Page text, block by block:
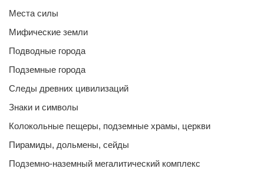
Места силы
Мифические земли
Подводные города
Подземные города
Следы древних цивилизаций
Знаки и символы
Колокольные пещеры, подземные храмы, церкви
Пирамиды, дольмены, сейды
Подземно-наземный мегалитический комплекс